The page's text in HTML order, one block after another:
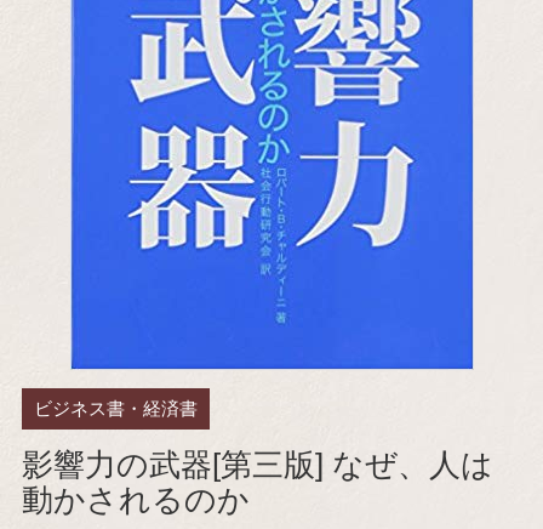
ビジネス書・経済書
影響力の武器[第三版] なぜ、人は
動かされるのか